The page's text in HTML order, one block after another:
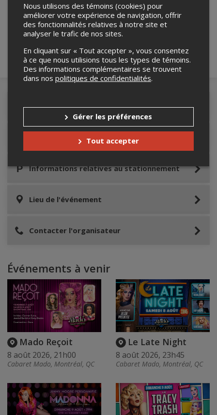
Merci de confirmer que vous n'êtes pas un
robot ci-bas.
Détails de l'événement
Accès au site de l'événement
Informations relatives au stationnement
Lieu de l'événement
Contacter l'organisateur
Événements à venir
Mado Reçoit
8 août 2026, 21h00
Cabaret Mado, Montréal, QC
Le Late Night
8 août 2026, 23h45
Cabaret Mado, Montréal, QC
Nous utilisons des témoins (cookies) pour
améliorer votre expérience de navigation, offrir
des fonctionnalités relatives à notre site et
analyser le trafic de nos sites.
En cliquant sur « Tout accepter », vous consentez
à ce que nous utilisions tous les types de témoins.
Des informations complémentaires se trouvent
dans nos politiques de confidentialités.
Gérer les préférences
Tout accepter